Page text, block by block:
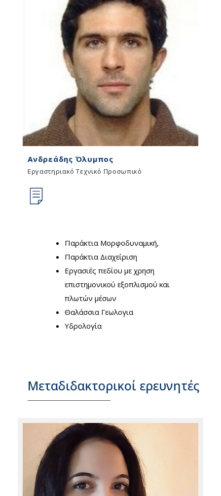
Ανδρεάδης Όλυμπος
Εργαστηριακό Τεχνικό Προσωπικό
Παράκτια Μορφοδυναμική,
Παράκτια Διαχείριση
Εργασιές πεδίου με χρηση
επιστημονικού εξοπλισμού και
πλωτών μέσων
Θαλάσσια Γεωλογια
Υδρολογία
Μεταδιδακτορικοί ερευνητές